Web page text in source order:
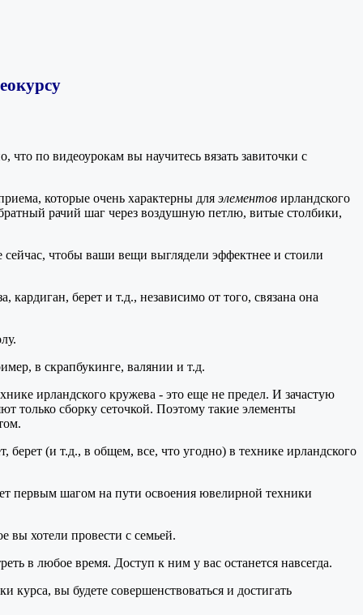
по видеоурокам вы научитесь вязать завиточки с
которые очень характерны для элементов ирландского
рачий шаг через воздушную петлю, витые столбики,
чтобы ваши вещи выглядели эффектнее и стоили
берет и т.д., независимо от того, связана она
в скрапбукинге, валянии и т.д.
ирландского кружева - это еще не предел. И зачастую
только сборку сеточкой. Поэтому такие элементы
берет (и т.д., в общем, все, что угодно) в технике ирландского
первым шагом на пути освоения ювелирной техники
вы хотели провести с семьей.
в любое время. Доступ к ним у вас останется навсегда.
курса, вы будете совершенствоваться и достигать